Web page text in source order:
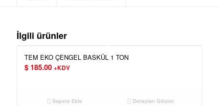
İlgili ürünler
TEM EKO ÇENGEL BASKÜL 1 TON
$185.00 +KDV
Sepete Ekle Detayları Göster